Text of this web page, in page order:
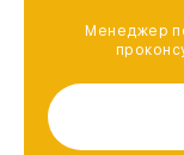
Менеджер